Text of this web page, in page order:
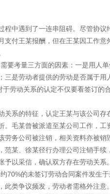
程中遇到了一连串阻碍。尽管协议
支付王某报酬，但在王某因工作意
要考量三方面的因素：一是用人
三是劳动者提供的劳动是否属于用
劳动关系的认定不仅要看签订的
系的特征，认定王某与该公司存
。毛某曾被派遣至某公司工作，工
务公司被注销，相关资料亦被销
范某、徐某径行办理公司注销手续
以采信，确认双方存在劳动关系。
70%的未签订劳动合同案件发生
类争议频发，劳动者需格外注意